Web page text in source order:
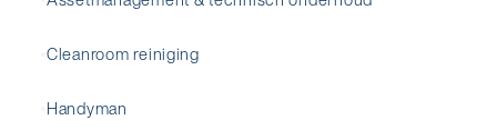
Cleanroom reiniging
Handyman